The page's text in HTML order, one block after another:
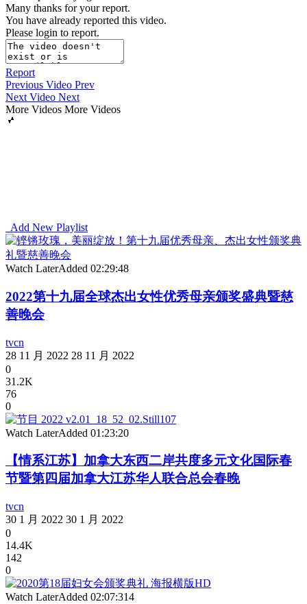
Many thanks for your report.
You have already reported this video.
Please login to report.
Report
Previous Video Prev
Next Video Next
More Videos More Videos
Add New Playlist
Watch LaterAdded 02:29:48
2022第十九届全球杰出女性优秀母亲颁奖盛典暨慈
善晚会
tvcn
28 11 月 2022 28 11 月 2022
0
31.2K
76
0
Watch LaterAdded 01:23:20
【情系江苏】加拿大东西二岸共度多元文化国际春
节暨第四届加拿大江苏华人联合总会春晚
tvcn
30 1 月 2022 30 1 月 2022
0
14.4K
142
0
Watch LaterAdded 02:07:314